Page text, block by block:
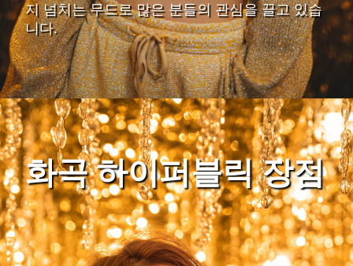
지 넘치는 무드로 많은 분들의 관심을 끌고 있습
니다.
화곡 하이퍼블릭 장점